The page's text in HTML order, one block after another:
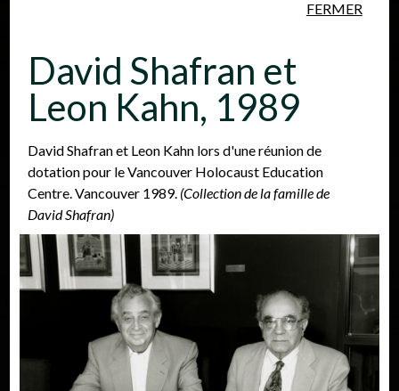
Personnes Lieux Événements
David Shafran et
Leon Kahn, 1989
FERMER
David Shafran et Leon Kahn lors d'une réunion de
dotation pour le Vancouver Holocaust Education
Centre. Vancouver 1989. (Collection de la famille de
David Shafran)